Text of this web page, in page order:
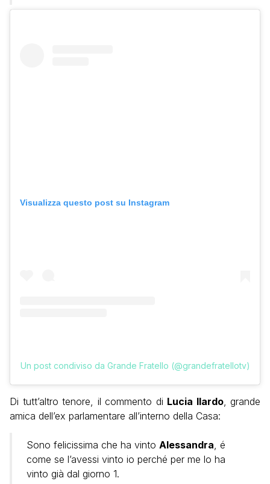
Visualizza questo post su Instagram
Un post condiviso da Grande Fratello (@grandefratellotv)
Di tutt’altro tenore, il commento di Lucia Ilardo, grande
amica dell’ex parlamentare all’interno della Casa:
Sono felicissima che ha vinto Alessandra, é
come se l’avessi vinto io perché per me lo ha
vinto già dal giorno 1.